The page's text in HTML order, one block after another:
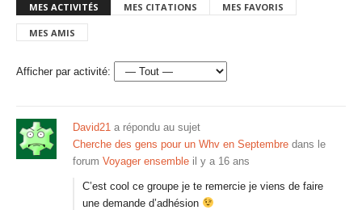
MES ACTIVITÉS MES CITATIONS MES FAVORIS
MES AMIS
Afficher par activité:
David21 a répondu au sujet
Cherche des gens pour un Whv en Septembre dans le
forum Voyager ensemble il y a 16 ans
C’est cool ce groupe je te remercie je viens de faire
une demande d’adhésion